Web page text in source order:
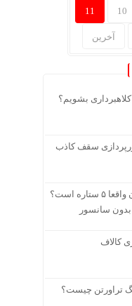
10
11
آخرین
بشویم؟
سقف کاذب
آیا هتل نور حیات تهران واقعا ۵ ستاره است؟
سانسور
کالاف
تراورتن چیست؟